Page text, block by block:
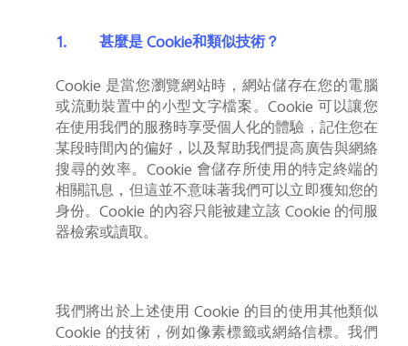
1. 甚麼是Cookie和類似技術？
Cookie 是當您瀏覽網站時，網站儲存在您的電腦
或流動裝置中的小型文字檔案。Cookie 可以讓您
在使用我們的服務時享受個人化的體驗，記住您在
某段時間內的偏好，以及幫助我們提高廣告與網絡
搜尋的效率。Cookie 會儲存所使用的特定終端的
相關訊息，但這並不意味著我們可以立即獲知您的
身份。Cookie 的內容只能被建立該Cookie 的伺服
器檢索或讀取。
我們將出於上述使用 Cookie 的目的使用其他類似
Cookie 的技術，例如像素標籤或網絡信標。我們